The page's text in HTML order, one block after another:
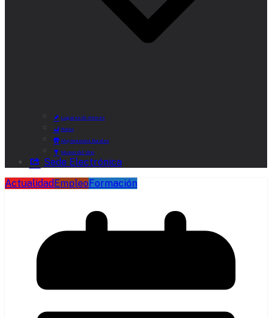
Lugares de Interés
Rutas
Alojamientos Rurales
Museo del Vino
Sede Electrónica
Actualidad EmpleoFormación